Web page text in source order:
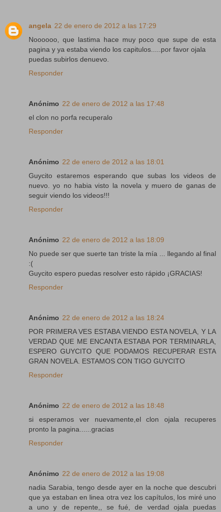
angela 22 de enero de 2012 a las 17:29
Noooooo, que lastima hace muy poco que supe de esta
pagina y ya estaba viendo los capitulos.....por favor ojala
puedas subirlos denuevo.
Responder
Anónimo 22 de enero de 2012 a las 17:48
el clon no porfa recuperalo
Responder
Anónimo 22 de enero de 2012 a las 18:01
Guycito estaremos esperando que subas los videos de
nuevo. yo no habia visto la novela y muero de ganas de
seguir viendo los videos!!!
Responder
Anónimo 22 de enero de 2012 a las 18:09
No puede ser que suerte tan triste la mía ... llegando al final
:(
Guycito espero puedas resolver esto rápido ¡GRACIAS!
Responder
Anónimo 22 de enero de 2012 a las 18:24
POR PRIMERA VES ESTABA VIENDO ESTA NOVELA, Y LA
VERDAD QUE ME ENCANTA ESTABA POR TERMINARLA,
ESPERO GUYCITO QUE PODAMOS RECUPERAR ESTA
GRAN NOVELA. ESTAMOS CON TIGO GUYCITO
Responder
Anónimo 22 de enero de 2012 a las 18:48
si esperamos ver nuevamente,el clon ojala recuperes
pronto la pagina......gracias
Responder
Anónimo 22 de enero de 2012 a las 19:08
nadia Sarabia, tengo desde ayer en la noche que descubri
que ya estaban en linea otra vez los capítulos, los miré uno
a uno y de repente,, se fué, de verdad ojala puedas